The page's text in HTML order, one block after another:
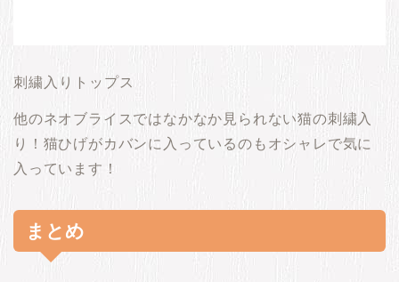
刺繍入りトップス
他のネオブライスではなかなか見られない猫の刺繍入
り！猫ひげがカバンに入っているのもオシャレで気に
入っています！
まとめ